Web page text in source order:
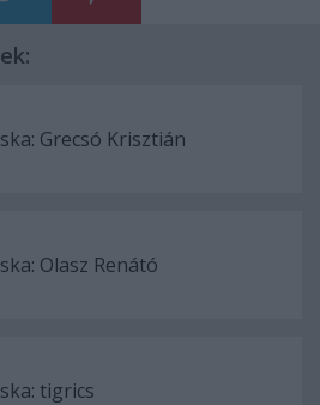
Grecsó Krisztián
Olasz Renátó
tigrics